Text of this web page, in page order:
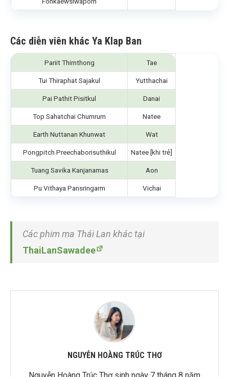
Các diễn viên khác Ya Klap Ban
Pariit Thimthong Tae
Tui Thiraphat Sajakul Yutthachai
Pai Pathit Pisitkul Danai
Top Sahatchai Chumrum Natee
Earth Nuttanan Khunwat Wat
Pongpitch Preechaborisuthikul Natee [khi trẻ]
Tuang Savika Kanjanamas Aon
Pu Vithaya Pansringarm Vichai
Các phim ma Thái Lan khác tại
ThaiLanSawadee
NGUYỄN HOÀNG TRÚC THƠ